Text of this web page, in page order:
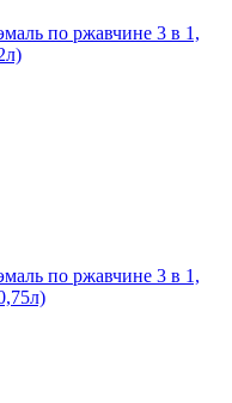
по ржавчине 3 в 1,
по ржавчине 3 в 1,